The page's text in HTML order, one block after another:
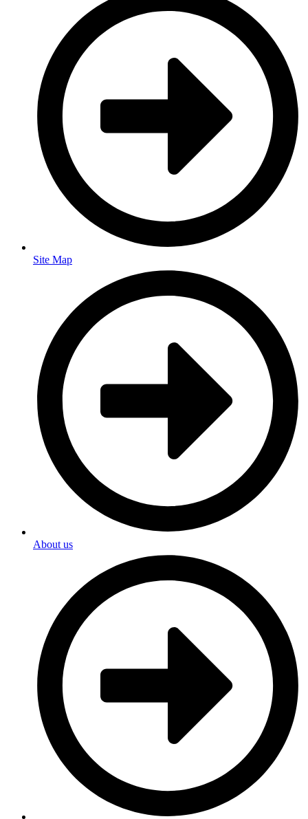
Site Map
About us